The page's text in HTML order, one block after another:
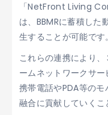
「NetFront Living
は、BBMRに蓄積した
生することが可能です。
これらの連携により
ームネットワークサー
携帯電話やPDA等の
融合に貢献していくこ